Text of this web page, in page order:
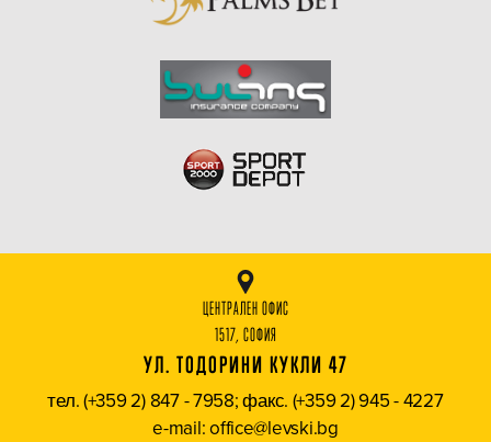
ЦЕНТРАЛЕН ОФИС
1517, СОФИЯ
УЛ. ТОДОРИНИ КУКЛИ 47
тел. (+359 2) 847 - 7958; факс. (+359 2) 945 - 4227
e-mail: office@levski.bg